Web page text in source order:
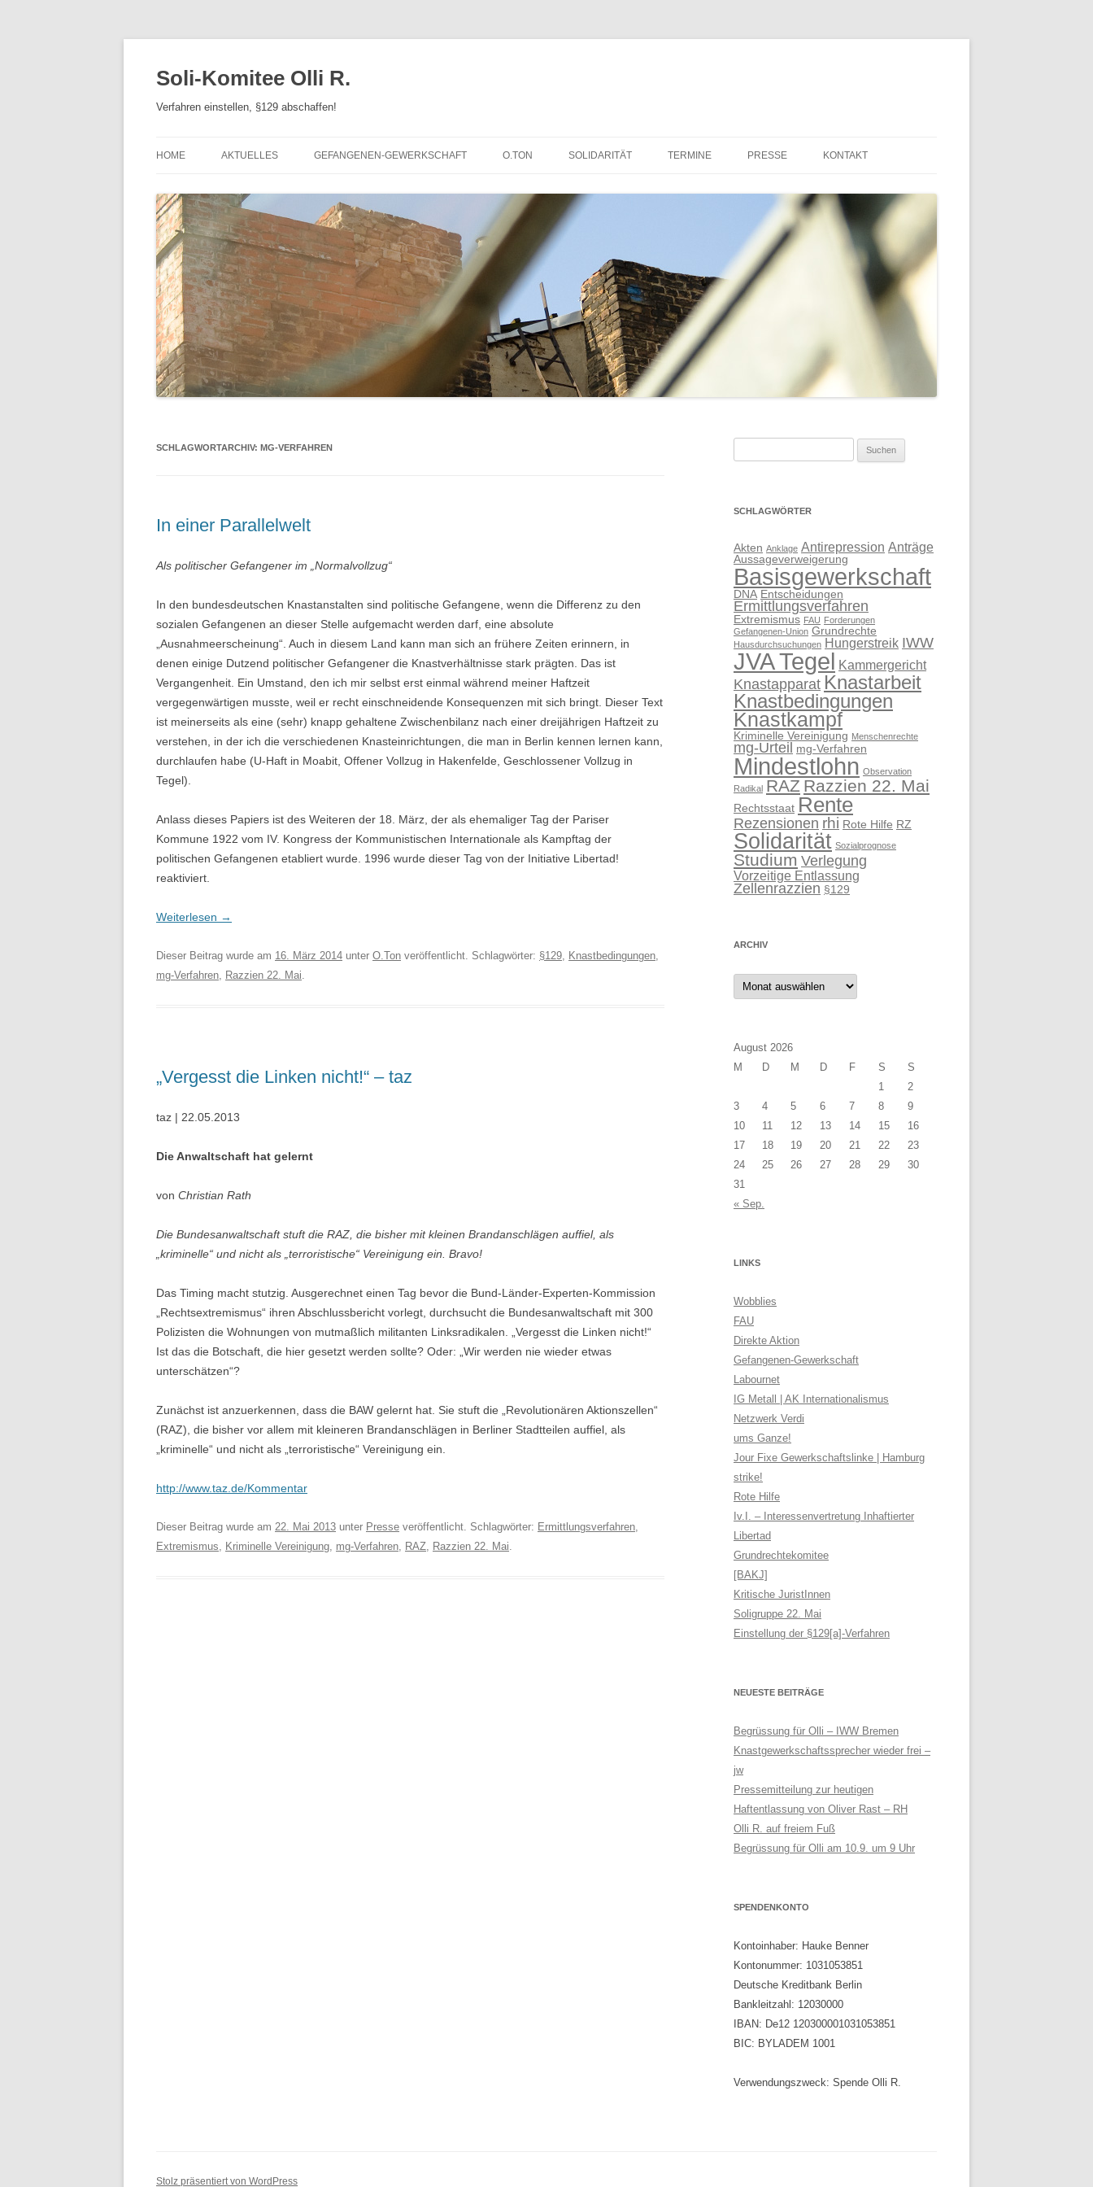
Soli-Komitee Olli R.
Verfahren einstellen, §129 abschaffen!
HOME AKTUELLES GEFANGENEN-GEWERKSCHAFT O.TON SOLIDARITÄT TERMINE PRESSE KONTAKT
SCHLAGWORTARCHIV: MG-VERFAHREN
In einer Parallelwelt
Als politischer Gefangener im „Normalvollzug“
In den bundesdeutschen Knastanstalten sind politische Gefangene, wenn die Differenz zu den
sozialen Gefangenen an dieser Stelle aufgemacht werden darf, eine absolute
„Ausnahmeerscheinung“. Auch in diesem Land kann man sich an frühere Zeiten erinnern, in
denen einige Dutzend politischer Gefangener die Knastverhältnisse stark prägten. Das ist
Vergangenheit. Ein Umstand, den ich mir selbst erst einmal während meiner Haftzeit
vergegenwärtigen musste, weil er recht einschneidende Konsequenzen mit sich bringt. Dieser Text
ist meinerseits als eine (sehr) knapp gehaltene Zwischenbilanz nach einer dreijährigen Haftzeit zu
verstehen, in der ich die verschiedenen Knasteinrichtungen, die man in Berlin kennen lernen kann,
durchlaufen habe (U-Haft in Moabit, Offener Vollzug in Hakenfelde, Geschlossener Vollzug in
Tegel).
Anlass dieses Papiers ist des Weiteren der 18. März, der als ehemaliger Tag der Pariser
Kommune 1922 vom IV. Kongress der Kommunistischen Internationale als Kampftag der
politischen Gefangenen etabliert wurde. 1996 wurde dieser Tag von der Initiative Libertad!
reaktiviert.
Weiterlesen →
Dieser Beitrag wurde am 16. März 2014 unter O.Ton veröffentlicht. Schlagwörter: §129, Knastbedingungen,
mg-Verfahren, Razzien 22. Mai.
„Vergesst die Linken nicht!“ – taz
taz | 22.05.2013
Die Anwaltschaft hat gelernt
von Christian Rath
Die Bundesanwaltschaft stuft die RAZ, die bisher mit kleinen Brandanschlägen auffiel, als
„kriminelle“ und nicht als „terroristische“ Vereinigung ein. Bravo!
Das Timing macht stutzig. Ausgerechnet einen Tag bevor die Bund-Länder-Experten-Kommission
„Rechtsextremismus“ ihren Abschlussbericht vorlegt, durchsucht die Bundesanwaltschaft mit 300
Polizisten die Wohnungen von mutmaßlich militanten Linksradikalen. „Vergesst die Linken nicht!“
Ist das die Botschaft, die hier gesetzt werden sollte? Oder: „Wir werden nie wieder etwas
unterschätzen“?
Zunächst ist anzuerkennen, dass die BAW gelernt hat. Sie stuft die „Revolutionären Aktionszellen“
(RAZ), die bisher vor allem mit kleineren Brandanschlägen in Berliner Stadtteilen auffiel, als
„kriminelle“ und nicht als „terroristische“ Vereinigung ein.
http://www.taz.de/Kommentar
Dieser Beitrag wurde am 22. Mai 2013 unter Presse veröffentlicht. Schlagwörter: Ermittlungsverfahren,
Extremismus, Kriminelle Vereinigung, mg-Verfahren, RAZ, Razzien 22. Mai.
SCHLAGWÖRTER
Akten Anklage Antirepression Anträge
Aussageverweigerung
Basisgewerkschaft
DNA Entscheidungen
Ermittlungsverfahren
Extremismus FAU Forderungen
Gefangenen-Union Grundrechte
Hausdurchsuchungen Hungerstreik IWW
JVA Tegel Kammergericht
Knastapparat Knastarbeit
Knastbedingungen
Knastkampf
Kriminelle Vereinigung Menschenrechte
mg-Urteil mg-Verfahren
Mindestlohn Observation
Radikal RAZ Razzien 22. Mai
Rechtsstaat Rente
Rezensionen rhi Rote Hilfe RZ
Solidarität Sozialprognose
Studium Verlegung
Vorzeitige Entlassung
Zellenrazzien §129
ARCHIV
Archiv
August 2026
M
D M D F S
S
1
2
3
4 5 6 7 8
9
10
11 12 13 14 15
16
17
18 19 20 21 22
23
24
25 26 27 28 29
30
31
« Sep.
LINKS
Wobblies
FAU
Direkte Aktion
Gefangenen-Gewerkschaft
Labournet
IG Metall | AK Internationalismus
Netzwerk Verdi
ums Ganze!
Jour Fixe Gewerkschaftslinke | Hamburg
strike!
Rote Hilfe
Iv.I. – Interessenvertretung Inhaftierter
Libertad
Grundrechtekomitee
[BAKJ]
Kritische JuristInnen
Soligruppe 22. Mai
Einstellung der §129[a]-Verfahren
NEUESTE BEITRÄGE
Begrüssung für Olli – IWW Bremen
Knastgewerkschaftssprecher wieder frei –
jw
Pressemitteilung zur heutigen
Haftentlassung von Oliver Rast – RH
Olli R. auf freiem Fuß
Begrüssung für Olli am 10.9. um 9 Uhr
SPENDENKONTO
Kontoinhaber: Hauke Benner
Kontonummer: 1031053851
Deutsche Kreditbank Berlin
Bankleitzahl: 12030000
IBAN: De12 120300001031053851
BIC: BYLADEM 1001
Verwendungszweck: Spende Olli R.
Stolz präsentiert von WordPress